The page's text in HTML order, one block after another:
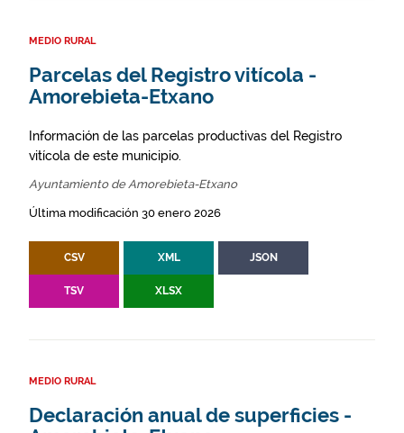
MEDIO RURAL
Parcelas del Registro vitícola -
Amorebieta-Etxano
Información de las parcelas productivas del Registro
vitícola de este municipio.
Ayuntamiento de Amorebieta-Etxano
Última modificación 30 enero 2026
CSV XML JSON
TSV XLSX
MEDIO RURAL
Declaración anual de superficies -